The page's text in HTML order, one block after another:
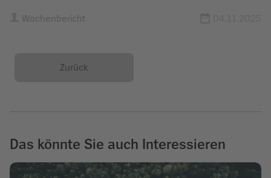
Wochenbericht
Zurück
Das könnte Sie auch Interessieren